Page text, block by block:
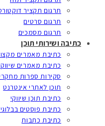
תרגום תקציר
תרגום סרטים
תרגום מסמכים
כתיבה ושירותי תוכן
כתיבת מאמרים
כתיבת מאמרים
סקירות ספרות
תוכן לאתרי אינטרנט
כתיבת תוכן שיווקי
כתיבת פוסטים
כתיבת כתבות